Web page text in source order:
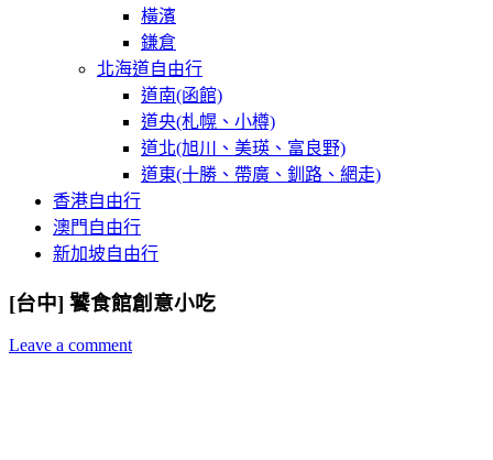
橫濱
鎌倉
北海道自由行
道南(函館)
道央(札幌、小樽)
道北(旭川、美瑛、富良野)
道東(十勝、帶廣、釧路、網走)
香港自由行
澳門自由行
新加坡自由行
[台中] 饕食館創意小吃
Leave a comment